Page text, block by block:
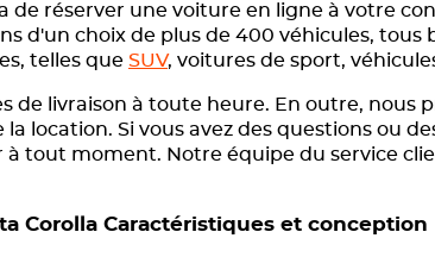
de réserver une voiture en ligne à votre
d'un choix de plus de 400 véhicules, tous
telles que SUV, voitures de sport,
de livraison à toute heure. En outre, nous
location. Si vous avez des questions ou
à tout moment. Notre équipe du service
Corolla Caractéristiques et conception